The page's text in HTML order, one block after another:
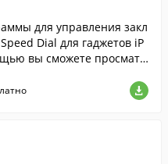
для управления закл
Dial для гаджетов iP
вы сможете просматр
со своего планшета от A